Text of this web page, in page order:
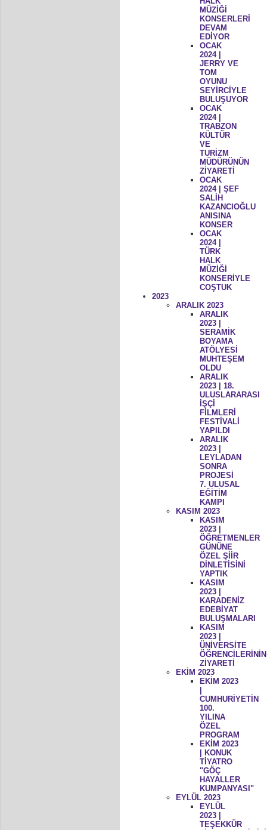
MÜZİĞİ
KONSERLERİ
DEVAM
EDİYOR
OCAK
2024 |
JERRY VE
TOM
OYUNU
SEYİRCİYLE
BULUŞUYOR
OCAK
2024 |
TRABZON
KÜLTÜR
VE
TURİZM
MÜDÜRÜNÜN
ZİYARETİ
OCAK
2024 | ŞEF
SALİH
KAZANCIOĞLU
ANISINA
KONSER
OCAK
2024 |
TÜRK
HALK
MÜZİĞİ
KONSERİYLE
COŞTUK
2023
ARALIK 2023
ARALIK
2023 |
SERAMİK
BOYAMA
ATÖLYESİ
MUHTEŞEM
OLDU
ARALIK
2023 | 18.
ULUSLARARASI
İŞÇİ
FİLMLERİ
FESTİVALİ
YAPILDI
ARALIK
2023 |
LEYLADAN
SONRA
PROJESİ
7. ULUSAL
EĞİTİM
KAMPI
KASIM 2023
KASIM
2023 |
ÖĞRETMENLER
GÜNÜNE
ÖZEL ŞİİR
DİNLETİSİNİ
YAPTIK
KASIM
2023 |
KARADENİZ
EDEBİYAT
BULUŞMALARI
KASIM
2023 |
ÜNİVERSİTE
ÖĞRENCİLERİNİN
ZİYARETİ
EKİM 2023
EKİM 2023
CUMHURİYETİN
100.
YILINA
ÖZEL
PROGRAM
EKİM 2023
| KONUK
TİYATRO
"GÖÇ
HAYALLER
KUMPANYASI"
EYLÜL 2023
EYLÜL
2023 |
TEŞEKKÜR